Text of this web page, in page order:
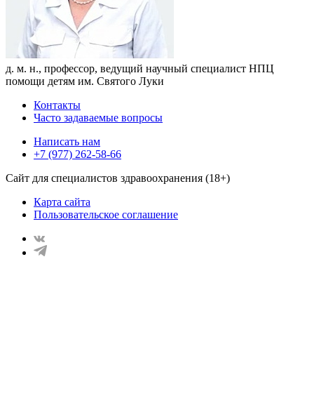
д. м. н., профессор, ведущий научный специалист НПЦ
помощи детям им. Святого Луки
Контакты
Часто задаваемые вопросы
Написать нам
+7 (977) 262-58-66
Сайт для специалистов здравоохранения (18+)
Карта сайта
Пользовательское соглашение